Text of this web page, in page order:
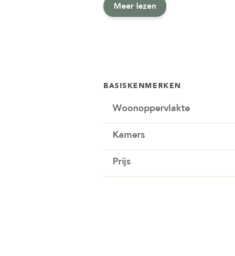
Meer lezen
BASISKENMERKEN
Woonoppervlakte
Kamers
Prijs